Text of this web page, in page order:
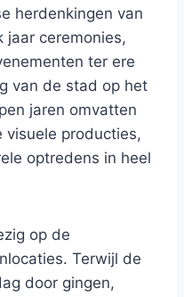
herdenkingen van
jaar ceremonies,
ter ere
van de stad op het
jaren omvatten
visuele producties,
optredens in heel
op de
Terwijl de
door gingen,